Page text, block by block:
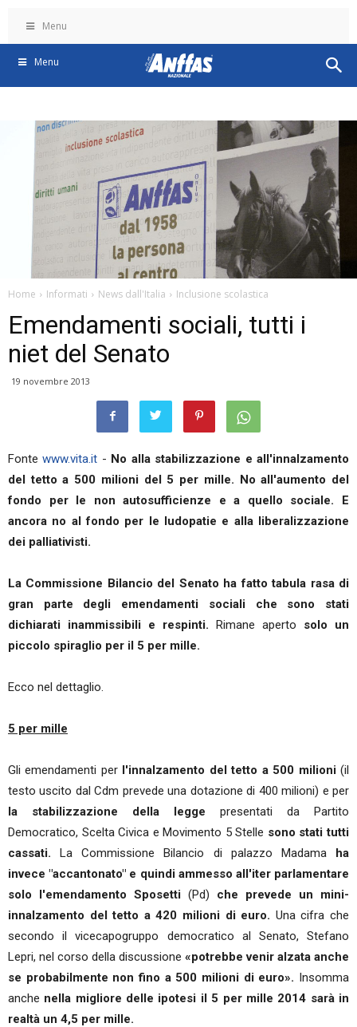
Menu
Menu
Home Informati News dall'Italia Inclusione scolastica
Emendamenti sociali, tutti i
niet del Senato
19 novembre 2013
Fontewww.vita.it - No alla stabilizzazione e all'innalzamento
del tetto a 500 milioni del 5 per mille. No all'aumento del
fondo per le non autosufficienze e a quello sociale. E
ancora no al fondo per le ludopatie e alla liberalizzazione
dei palliativisti.
La Commissione Bilancio del Senato ha fatto tabula rasa di
gran parte degli emendamenti sociali che sono stati
dichiarati inammissibili e respinti. Rimane aperto solo un
piccolo spiraglio per il 5 per mille.
Ecco nel dettaglio.
5 per mille
Gli emendamenti perl'innalzamento del tetto a 500 milioni(il
testo uscito dal Cdm prevede una dotazione di 400 milioni) e per
la stabilizzazione della legge presentati da Partito
Democratico, Scelta Civica e Movimento 5 Stelle sono stati tutti
cassati. La Commissione Bilancio di palazzo Madama ha
invece "accantonato" e quindi ammesso all'iter parlamentare
solo l'emendamento Sposetti (Pd) che prevede un mini-
innalzamento del tetto a 420 milioni di euro. Una cifra che
secondo il vicecapogruppo democratico al Senato, Stefano
Lepri, nel corso della discussione «potrebbe venir alzata anche
se probabilmente non fino a 500 milioni di euro». Insomma
anche nella migliore delle ipotesi il 5 per mille 2014 sarà in
realtà un 4,5 per mille.